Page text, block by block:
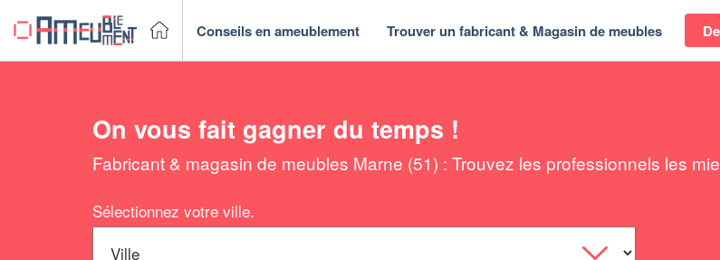
Conseils en ameublement Trouver un fabricant & Magasin de meubles
On vous fait gagner du temps !
Fabricant & magasin de meubles Marne (51) : Trouvez les professionnels les
Sélectionnez votre ville.